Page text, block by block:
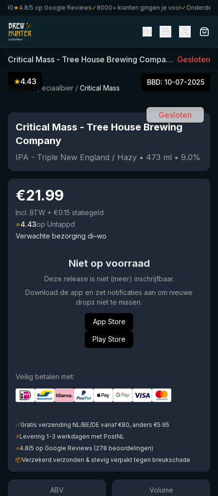
★4.8/5 op Google Reviews✓8000+ klanten gingen je voor✓Onderdeel
Critical Mass - Tree House Brewing Company (473ml)•
Gesloten
Speciaalbier / Critical Mass
★4.43 BBD: 10-07-2025
Gesloten
Critical Mass - Tree House Brewing
Company
IPA - Triple New England / Hazy • 473 ml • 9.0%
€21.99
Incl. BTW + €0.15 statiegeld
⭐4.43op Untappd
Verwachte bezorging di–wo
Niet op voorraad
Deze release is niet (meer) inschrijfbaar.
Download de app en zet notificaties aan om nieuwe
drops niet te missen.
App Store
Play Store
Veilig betalen met:
✅Gratis verzending NL/BE/DE vanaf €80, anders €5.95
⚡Levering 1-3 werkdagen met PostNL
⭐4.8/5 op Google Reviews (278 beoordelingen)
📦Verzekerd verzonden & stevig verpakt tegen breukschade
ABV Volume